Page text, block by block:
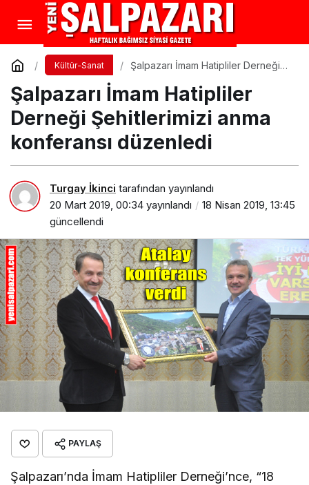
Kültür-Sanat
Şalpazarı İmam Hatipliler Derneği
düzenledi
Şalpazarı İmam Hatipliler
Derneği Şehitlerimizi anma
konferansı düzenledi
Turgay İkinci tarafından yayınlandı
20 Mart 2019, 00:34 yayınlandı
18 Nisan 2019, 13:45
güncellendi
PAYLAŞ
Şalpazarı’nda İmam Hatipliler Derneği’nce, “18